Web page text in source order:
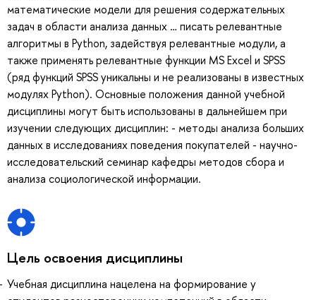
математические модели для решения содержательных
задач в области анализа данных … писать релевантные
алгоритмы в Python, задействуя релевантные модули, а
также применять релевантные функции MS Excel и SPSS
(ряд функций SPSS уникальны и не реализованы в известных
модулях Python). Основные положения данной учебной
дисциплины могут быть использованы в дальнейшем при
изучении следующих дисциплин: - методы анализа больших
данных в исследованиях поведения покупателей - научно-
исследовательский семинар кафедры методов сбора и
анализа социологической информации.
Цель освоения дисциплины
Учебная дисциплина нацелена на формирование у